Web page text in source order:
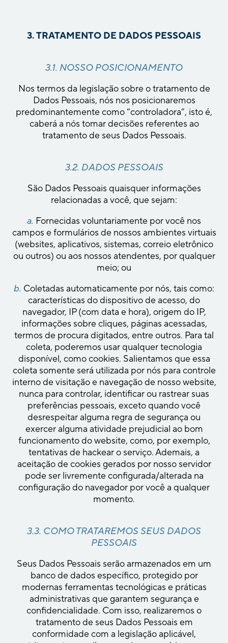
3. TRATAMENTO DE DADOS PESSOAIS
3.1. NOSSO POSICIONAMENTO
Nos termos da legislação sobre o tratamento de
Dados Pessoais, nós nos posicionaremos
predominantemente como “controladora”, isto é,
caberá a nós tomar decisões referentes ao
tratamento de seus Dados Pessoais.
3.2. DADOS PESSOAIS
São Dados Pessoais quaisquer informações
relacionadas a você, que sejam:
a. Fornecidas voluntariamente por você nos
campos e formulários de nossos ambientes virtuais
(websites, aplicativos, sistemas, correio eletrônico
ou outros) ou aos nossos atendentes, por qualquer
meio; ou
b. Coletadas automaticamente por nós, tais como:
características do dispositivo de acesso, do
navegador, IP (com data e hora), origem do IP,
informações sobre cliques, páginas acessadas,
termos de procura digitados, entre outros. Para tal
coleta, poderemos usar qualquer tecnologia
disponível, como cookies. Salientamos que essa
coleta somente será utilizada por nós para controle
interno de visitação e navegação de nosso website,
nunca para controlar, identificar ou rastrear suas
preferências pessoais, exceto quando você
desrespeitar alguma regra de segurança ou
exercer alguma atividade prejudicial ao bom
funcionamento do website, como, por exemplo,
tentativas de hackear o serviço. Ademais, a
aceitação de cookies gerados por nosso servidor
pode ser livremente configurada/alterada na
configuração do navegador por você a qualquer
momento.
3.3. COMO TRATAREMOS SEUS DADOS
PESSOAIS
Seus Dados Pessoais serão armazenados em um
banco de dados específico, protegido por
modernas ferramentas tecnológicas e práticas
administrativas que garantem segurança e
confidencialidade. Com isso, realizaremos o
tratamento de seus Dados Pessoais em
conformidade com a legislação aplicável,